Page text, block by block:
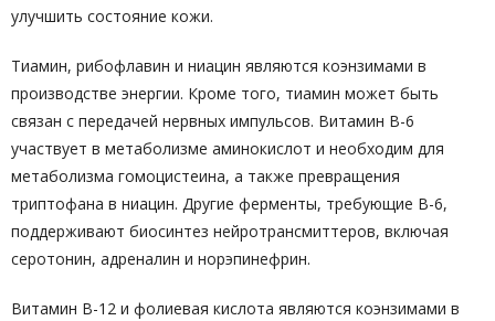
улучшить состояние кожи.
Тиамин, рибофлавин и ниацин являются коэнзимами в
производстве энергии. Кроме того, тиамин может быть
связан с передачей нервных импульсов. Витамин В-6
участвует в метаболизме аминокислот и необходим для
метаболизма гомоцистеина, а также превращения
триптофана в ниацин. Другие ферменты, требующие B-6,
поддерживают биосинтез нейротрансмиттеров, включая
серотонин, адреналин и норэпинефрин.
Витамин B-12 и фолиевая кислота являются коэнзимами в